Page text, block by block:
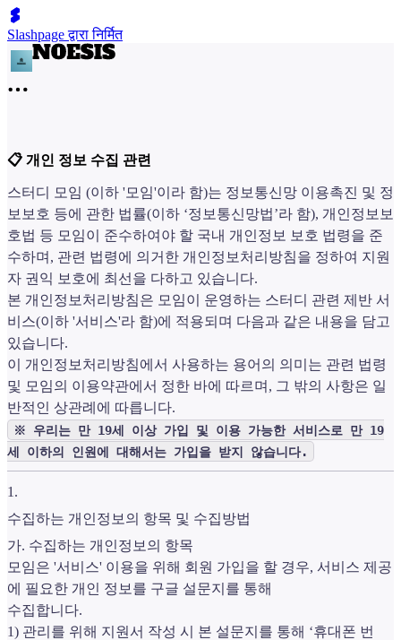
Slashpage द्वारा निर्मित
📋 개인 정보 수집 관련
스터디 모임 (이하 '모임'이라 함)는 정보통신망 이용촉진 및 정
보보호 등에 관한 법률(이하 ‘정보통신망법’라 함), 개인정보보
호법 등 모임이 준수하여야 할 국내 개인정보 보호 법령을 준
수하며, 관련 법령에 의거한 개인정보처리방침을 정하여 지원
자 권익 보호에 최선을 다하고 있습니다.
본 개인정보처리방침은 모임이 운영하는 스터디 관련 제반 서
비스(이하 '서비스'라 함)에 적용되며 다음과 같은 내용을 담고
있습니다.
이 개인정보처리방침에서 사용하는 용어의 의미는 관련 법령
및 모임의 이용약관에서 정한 바에 따르며, 그 밖의 사항은 일
반적인 상관례에 따릅니다.
※ 우리는 만 19세 이상 가입 및 이용 가능한 서비스로 만 19
세 이하의 인원에 대해서는 가입을 받지 않습니다.
1 .
수집하는 개인정보의 항목 및 수집방법
가. 수집하는 개인정보의 항목
모임은 '서비스' 이용을 위해 회원 가입을 할 경우, 서비스 제공
에 필요한 개인 정보를 구글 설문지를 통해
수집합니다.
1) 관리를 위해 지원서 작성 시 본 설문지를 통해 ‘휴대폰 번